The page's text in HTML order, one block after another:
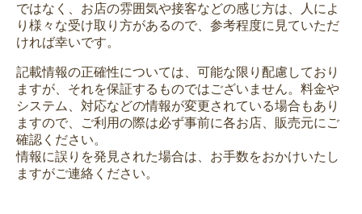
ではなく、お店の雰囲気や接客などの感じ方は、人によ
り様々な受け取り方があるので、参考程度に見ていただ
ければ幸いです。
記載情報の正確性については、可能な限り配慮しており
ますが、それを保証するものではございません。料金や
システム、対応などの情報が変更されている場合もあり
ますので、ご利用の際は必ず事前に各お店、販売元にご
確認ください。
情報に誤りを発見された場合は、お手数をおかけいたし
ますがご連絡ください。